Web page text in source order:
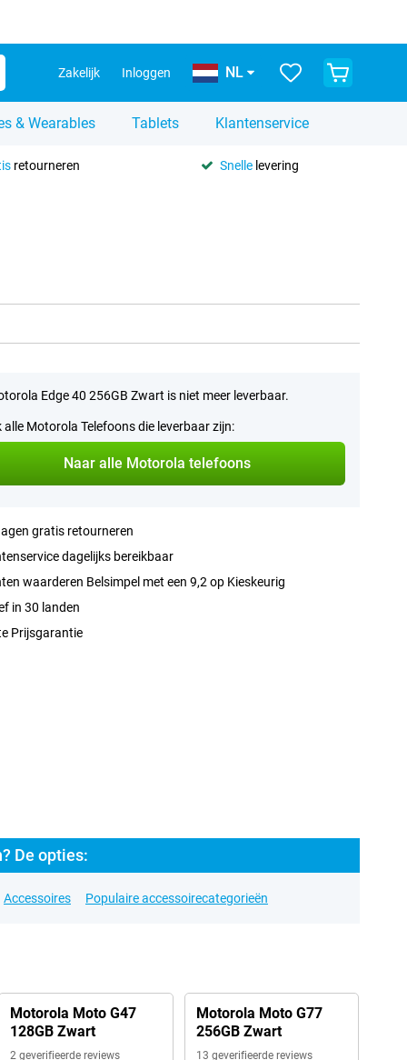
Zakelijk Inloggen NL
& Wearables Tablets Klantenservice
retourneren Snellelevering
Edge 40 256GB Zwart is niet meer leverbaar.
alle Motorola Telefoons die leverbaar zijn:
Naar alle Motorola telefoons
gratis retourneren
dagelijks bereikbaar
waarderen Belsimpel met een 9,2 op Kieskeurig
in 30 landen
Prijsgarantie
De opties:
Accessoires Populaire accessoirecategorieën
Motorola Moto G47
128GB Zwart
2 geverifieerde reviews
Motorola Moto G77
256GB Zwart
13 geverifieerde reviews